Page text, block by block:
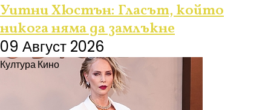
Уитни Хюстън: Гласът, който
никога няма да замлъкне
09 Август 2026
КултураКино